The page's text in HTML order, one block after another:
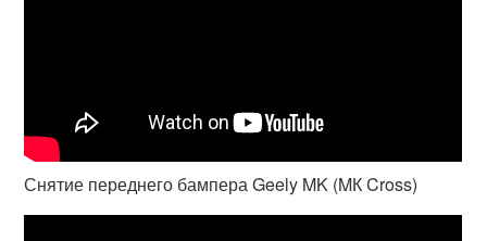
Снятие переднего бампера Geely MK (MК Cross)